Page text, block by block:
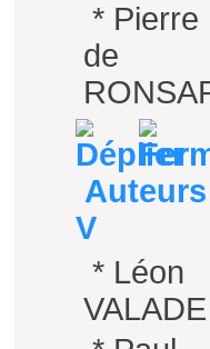
* Pierre
de
Auteurs
V
* Léon
VALADE